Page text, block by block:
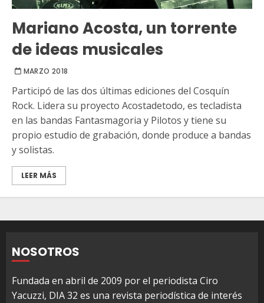
Mariano Acosta, un torrente
de ideas musicales
MARZO 2018
Participó de las dos últimas ediciones del Cosquín
Rock. Lidera su proyecto Acostadetodo, es tecladista
en las bandas Fantasmagoria y Pilotos y tiene su
propio estudio de grabación, donde produce a bandas
y solistas.
LEER MÁS
NOSOTROS
Fundada en abril de 2009 por el periodista Ciro
Yacuzzi, DIA 32 es una revista periodística de interés